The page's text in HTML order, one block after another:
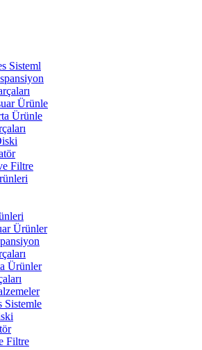
Sisteml
Ürünle
Ürünle
Filtre
Ürünler
Ürünler
Sistemle
Filtre